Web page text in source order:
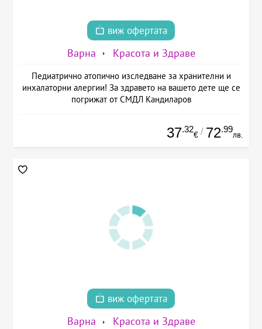
виж офертата
Варна Красота и Здраве
Педиатрично атопично изследване за хранителни и
инхалаторни алергии! За здравето на вашето дете ще се
погрижат от СМДЛ Кандиларов
37.32
€ / 72.99
лв.
виж офертата
Варна Красота и Здраве